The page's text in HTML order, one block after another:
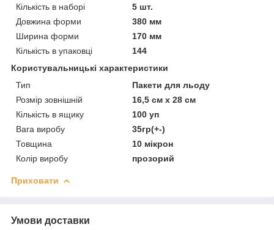
Кількість в наборі
5 шт.
Довжина форми
380 мм
Ширина форми
170 мм
Кількість в упаковці
144
Користувальницькі характеристики
Тип
Пакети для льоду
Розмір зовнішній
16,5 см х 28 см
Кількість в ящику
100 уп
Вага виробу
35гр(+-)
Товщина
10 мікрон
Колір виробу
прозорий
Приховати
Умови доставки